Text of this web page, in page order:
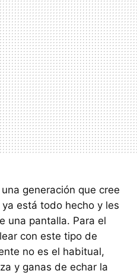
generación que cree
está todo hecho y les
una pantalla. Para el
con este tipo de
no es el habitual,
y ganas de echar la